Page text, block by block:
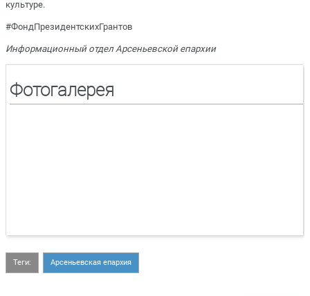
культуре.
#ФондПрезидентскихГрантов
Информационный отдел Арсеньевской епархии
Фотогалерея
Теги: Арсеньевская епархия